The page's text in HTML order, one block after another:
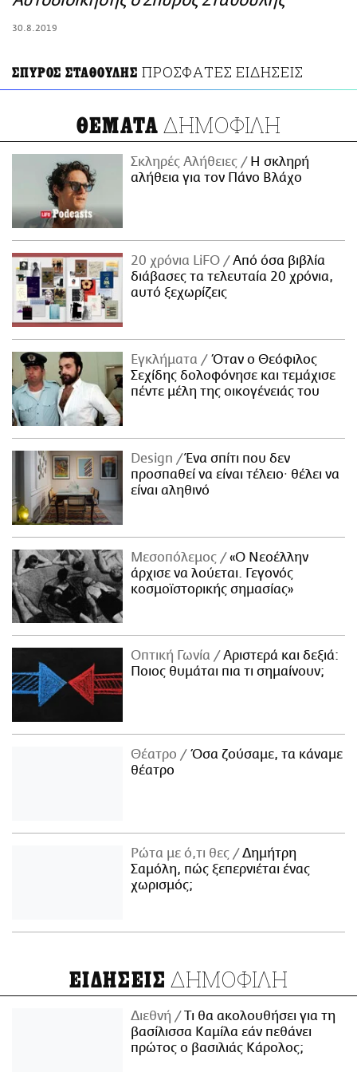
30.8.2019
ΣΠΥΡΟΣ ΣΤΑΘΟΥΛΗΣ ΠΡΟΣΦΑΤΕΣ ΕΙΔΗΣΕΙΣ
ΘΕΜΑΤΑ ΔΗΜΟΦΙΛΗ
Σκληρές Αλήθειες
H σκληρή
αλήθεια για τον Πάνο Βλάχο
20 χρόνια LiFO
Από όσα βιβλία
διάβασες τα τελευταία 20 χρόνια,
αυτό ξεχωρίζεις
Εγκλήματα
Όταν ο Θεόφιλος
Σεχίδης δολοφόνησε και τεμάχισε
πέντε μέλη της οικογένειάς του
Design
Ένα σπίτι που δεν
προσπαθεί να είναι τέλειο· θέλει να
είναι αληθινό
Μεσοπόλεμος
«Ο Νεοέλλην
άρχισε να λούεται. Γεγονός
κοσμοϊστορικής σημασίας»
Οπτική Γωνία
Αριστερά και δεξιά:
Ποιος θυμάται πια τι σημαίνουν;
Θέατρο
Όσα ζούσαμε, τα κάναμε
θέατρο
Ρώτα με ό,τι θες
Δημήτρη
Σαμόλη, πώς ξεπερνιέται ένας
χωρισμός;
ΕΙΔΗΣΕΙΣ ΔΗΜΟΦΙΛΗ
Διεθνή
Τι θα ακολουθήσει για τη
βασίλισσα Καμίλα εάν πεθάνει
πρώτος ο βασιλιάς Κάρολος;